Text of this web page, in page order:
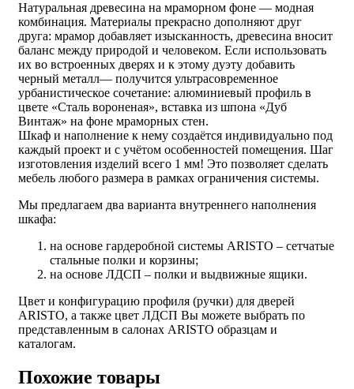
Натуральная древесина на мраморном фоне — модная
комбинация. Материалы прекрасно дополняют друг
друга: мрамор добавляет изысканность, древесина вносит
баланс между природой и человеком. Если использовать
их во встроенных дверях и к этому дуэту добавить
черный металл— получится ультрасовременное
урбанистическое сочетание: алюминиевый профиль в
цвете «Сталь вороненая», вставка из шпона «Дуб
Винтаж» на фоне мраморных стен.
Шкаф и наполнение к нему создаётся индивидуально под
каждый проект и с учётом особенностей помещения. Шаг
изготовления изделий всего 1 мм! Это позволяет сделать
мебель любого размера в рамках ограничения системы.
Мы предлагаем два варианта внутреннего наполнения
шкафа:
на основе гардеробной системы ARISTO – сетчатые
стальные полки и корзины;
на основе ЛДСП – полки и выдвижные ящики.
Цвет и конфигурацию профиля (ручки) для дверей
ARISTO, а также цвет ЛДСП Вы можете выбрать по
представленным в салонах ARISTO образцам и
каталогам.
Похожие товары